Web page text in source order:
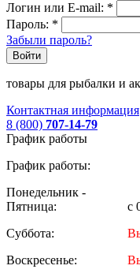
Логин или E-mail: *
Пароль: *
Забыли пароль?
Войти
товары для рыбалки и
Контактная информация
8 (800) 707-14-79
График работы
График работы:
Понедельник -
Пятница:
с
Суббота:
Воскресенье: